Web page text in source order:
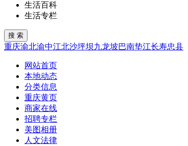
生活百科
生活专栏
重庆渝北渝中江北沙坪坝九龙坡巴南垫江长寿忠县
网站首页
本地动态
分类信息
重庆黄页
商家在线
招聘专栏
美图相册
人文法律